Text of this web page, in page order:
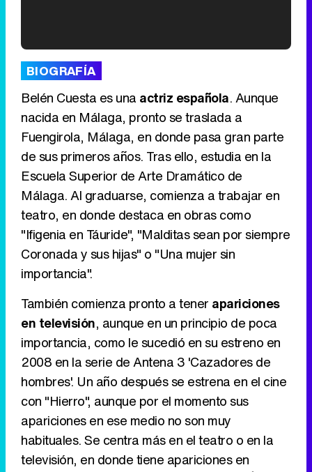
Tráiler de '33 días', la nueva serie de Atresplayer con Julián Villagrán y José Manuel Poga
Tráiler de la tercera temporada de 'The Walking Dead: Dead City' de AMC+
Canción ganadora de Eurovisión 2026: DARA con "Bangaranga" por Bulgaria
BIOGRAFÍA
Belén Cuesta es una actriz española. Aunque
nacida en Málaga, pronto se traslada a
Fuengirola, Málaga, en donde pasa gran parte
de sus primeros años. Tras ello, estudia en la
Escuela Superior de Arte Dramático de
Málaga. Al graduarse, comienza a trabajar en
teatro, en donde destaca en obras como
"Ifigenia en Táuride", "Malditas sean por siempre
Coronada y sus hijas" o "Una mujer sin
importancia".
También comienza pronto a tener apariciones
en televisión, aunque en un principio de poca
importancia, como le sucedió en su estreno en
2008 en la serie de Antena 3 'Cazadores de
hombres'. Un año después se estrena en el cine
con "Hierro", aunque por el momento sus
apariciones en ese medio no son muy
habituales. Se centra más en el teatro o en la
televisión, en donde tiene apariciones en